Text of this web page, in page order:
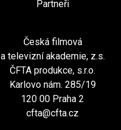
Partneři
Česká filmová
a televizní akademie, z.s.
ČFTA produkce, s.r.o.
Karlovo nám. 285/19
120 00 Praha 2
cfta@cfta.cz